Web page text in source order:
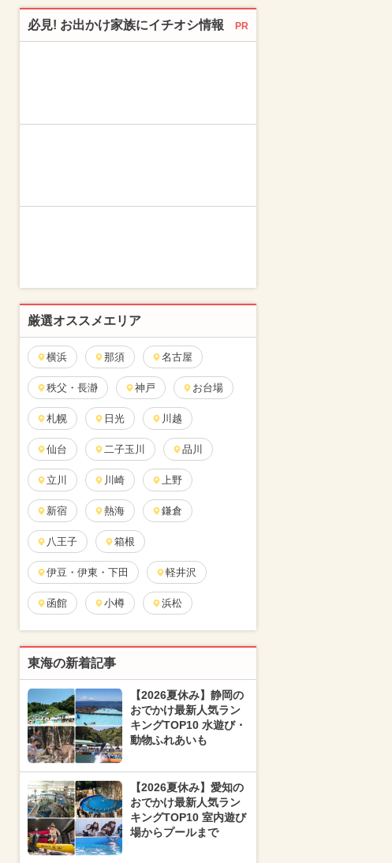
必見! お出かけ家族にイチオシ情報 PR
厳選オススメエリア
横浜 那須 名古屋
秩父・長瀞 神戸 お台場
札幌 日光 川越
仙台 二子玉川 品川
立川 川崎 上野
新宿 熱海 鎌倉
八王子 箱根
伊豆・伊東・下田 軽井沢
函館 小樽 浜松
東海の新着記事
【2026夏休み】静岡の
おでかけ最新人気ラン
キングTOP10 水遊び・
動物ふれあいも
【2026夏休み】愛知の
おでかけ最新人気ラン
キングTOP10 室内遊び
場からプールまで